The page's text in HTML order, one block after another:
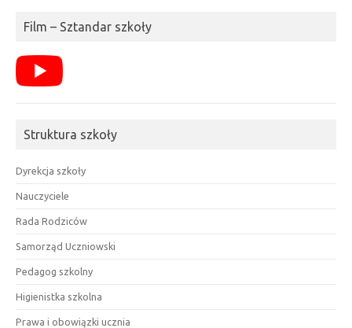
Film – Sztandar szkoły
Struktura szkoły
Dyrekcja szkoły
Nauczyciele
Rada Rodziców
Samorząd Uczniowski
Pedagog szkolny
Higienistka szkolna
Prawa i obowiązki ucznia